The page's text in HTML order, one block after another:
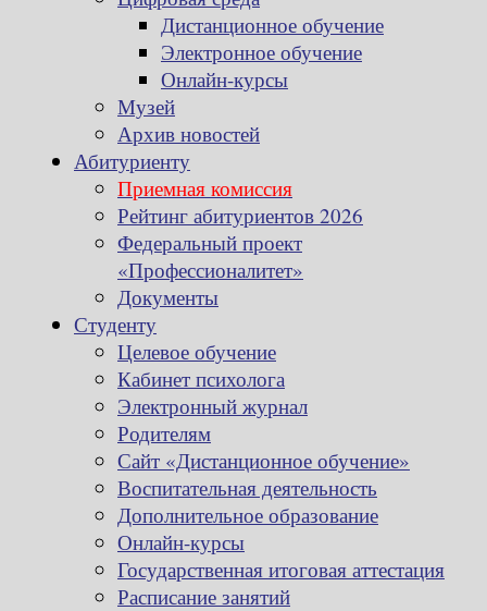
Дистанционное обучение
Электронное обучение
Онлайн-курсы
Музей
Архив новостей
Абитуриенту
Приемная комиссия
Рейтинг абитуриентов 2026
Федеральный проект
«Профессионалитет»
Документы
Студенту
Целевое обучение
Кабинет психолога
Электронный журнал
Родителям
Сайт «Дистанционное обучение»
Воспитательная деятельность
Дополнительное образование
Онлайн-курсы
Государственная итоговая аттестация
Расписание занятий